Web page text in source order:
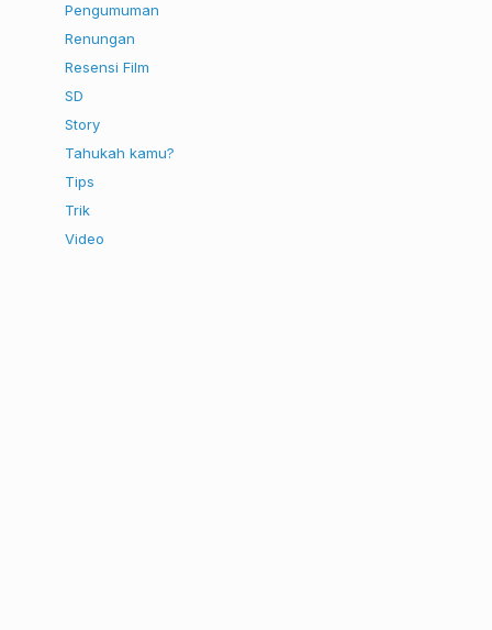
Pengumuman
Renungan
Resensi Film
SD
Story
Tahukah kamu?
Tips
Trik
Video